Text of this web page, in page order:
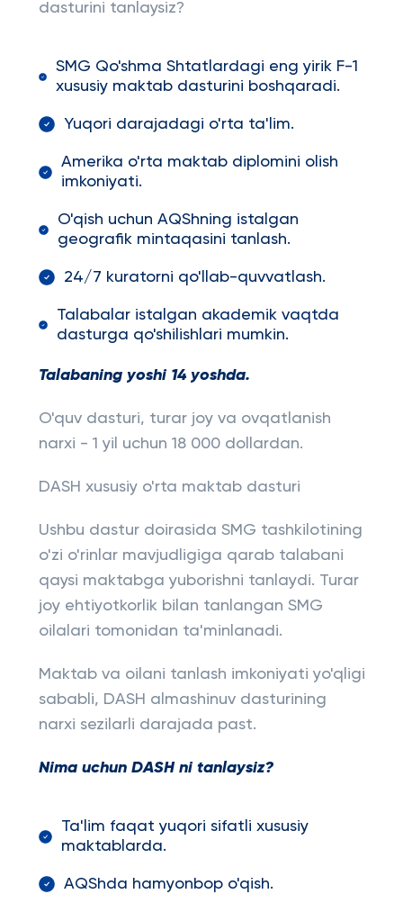
dasturini tanlaysiz?
SMG Qo'shma Shtatlardagi eng yirik F-1
xususiy maktab dasturini boshqaradi.
Yuqori darajadagi o'rta ta'lim.
Amerika o'rta maktab diplomini olish
imkoniyati.
O'qish uchun AQShning istalgan
geografik mintaqasini tanlash.
24/7 kuratorni qo'llab-quvvatlash.
Talabalar istalgan akademik vaqtda
dasturga qo'shilishlari mumkin.
Talabaning yoshi 14 yoshda.
O'quv dasturi, turar joy va ovqatlanish
narxi - 1 yil uchun 18 000 dollardan.
DASH xususiy o'rta maktab dasturi
Ushbu dastur doirasida SMG tashkilotining
o'zi o'rinlar mavjudligiga qarab talabani
qaysi maktabga yuborishni tanlaydi. Turar
joy ehtiyotkorlik bilan tanlangan SMG
oilalari tomonidan ta'minlanadi.
Maktab va oilani tanlash imkoniyati yo'qligi
sababli, DASH almashinuv dasturining
narxi sezilarli darajada past.
Nima uchun DASH ni tanlaysiz?
Ta'lim faqat yuqori sifatli xususiy
maktablarda.
AQShda hamyonbop o'qish.